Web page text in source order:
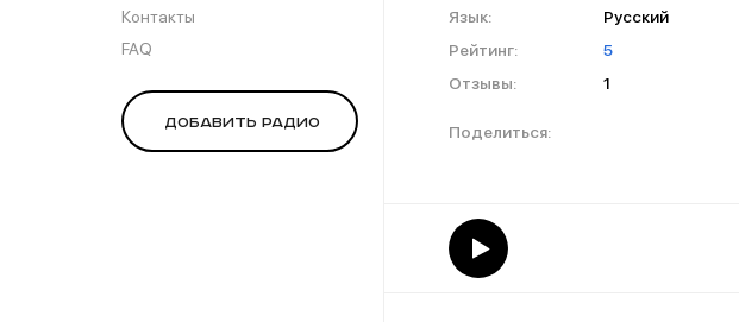
Язык:
Русский
Рейтинг:
5
Отзывы:
1
Контакты
FAQ
Добавить радио